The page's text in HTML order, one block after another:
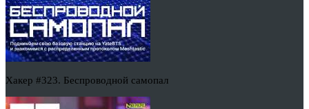
Хакер #323. Беспроводной самопал